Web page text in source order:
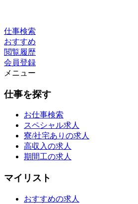
仕事検索
おすすめ
閲覧履歴
会員登録
メニュー
仕事を探す
お仕事検索
スペシャル求人
寮/社宅ありの求人
高収入の求人
期間工の求人
マイリスト
おすすめの求人